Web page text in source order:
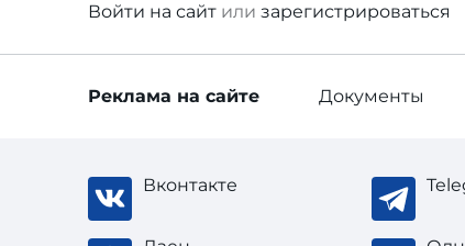
Войти на сайт или зарегистрироваться
Реклама на сайте Документы
Вконтакте